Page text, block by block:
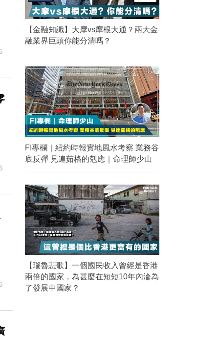
【金融知識】大摩vs摩根大通？兩大金
融業界巨頭你能分清嗎？
FI專欄｜紐約時報實地風水考察 業務谷
底反彈 見連茹格的剋應｜命理師少山
【瑙魯悲歌】一個國民收入曾經是香港
兩倍的國家，為甚麼在短短10年內淪為
了發展中國家？